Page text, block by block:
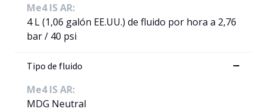
Me4 IS AR:
4 L (1,06 galón EE.UU.) de fluido por hora a 2,76
bar / 40 psi
Tipo de fluido
Me4 IS AR:
MDG Neutral